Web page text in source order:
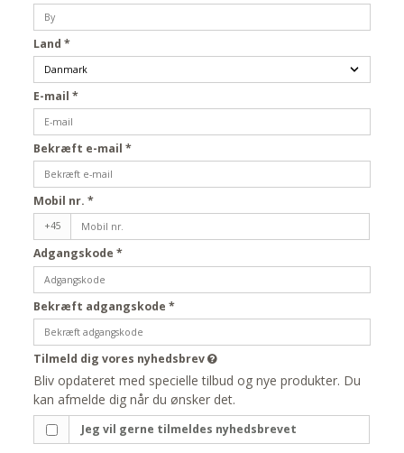
Land*
E-mail*
Bekræft e-mail*
Mobil nr.*
+45
Adgangskode*
Bekræft adgangskode*
Tilmeld dig vores nyhedsbrev
Bliv opdateret med specielle tilbud og nye produkter. Du
kan afmelde dig når du ønsker det.
Jeg vil gerne tilmeldes nyhedsbrevet